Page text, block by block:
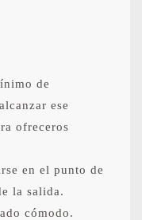
de
ese
ofreceros
en el punto de
la salida.
cómodo.